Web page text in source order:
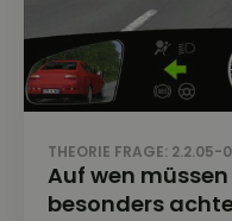
THEORIE FRAGE: 2.2.05-
Auf wen
besonders